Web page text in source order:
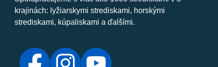
krajinách: lyžiarskymi strediskami, horskými
strediskami, kúpaliskami a ďalšími.